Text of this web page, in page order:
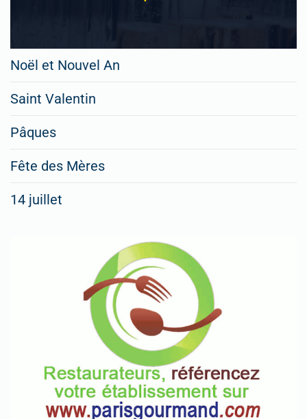
Noël et Nouvel An
Saint Valentin
Pâques
Fête des Mères
14 juillet